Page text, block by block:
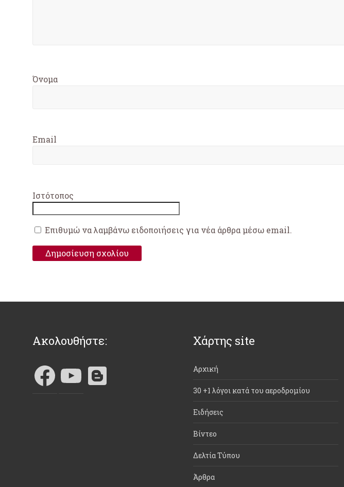
Όνομα
Email
Ιστότοπος
Επιθυμώ να λαμβάνω ειδοποιήσεις για νέα άρθρα μέσω email.
Ακολουθήστε: Χάρτης site
Αρχική
30 +1 λόγοι κατά του αεροδρομίου
Ειδήσεις
Βίντεο
Δελτία Τύπου
Άρθρα